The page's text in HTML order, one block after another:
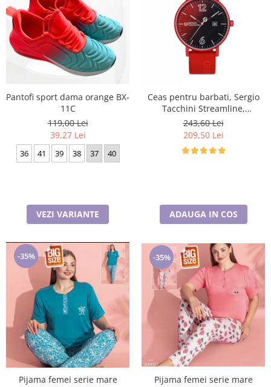
Pantofi sport dama orange BX-
11C
119,00 Lei
39,27 Lei
36 41 39 38 37 40
VEZI VARIANTE
Ceas pentru barbati, Sergio
Tacchini Streamline,
ST.1.10116.1
243,60 Lei
209,50 Lei
ADAUGA IN COS
-35%
Pijama femei serie mare
-35%
Pijama femei serie mare